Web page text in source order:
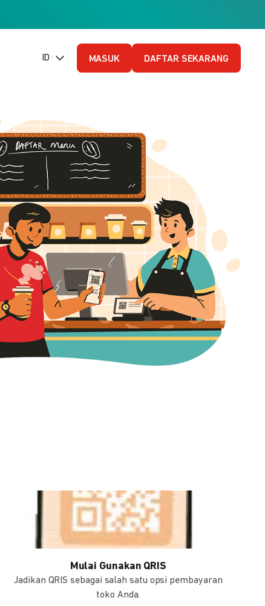
ID (Bahasa Indonesia)
MASUK DAFTAR SEKARANG
Mulai Gunakan QRIS
Jadikan QRIS sebagai salah satu opsi pembayaran
toko Anda.